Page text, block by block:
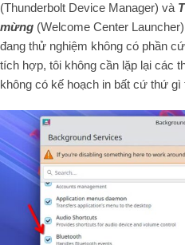
(Thunderbolt Device Manager) và
mừng (Welcome Center
đang thử nghiệm không có phần
tích hợp, tôi không cần lặp lại các
không có kế hoạch in bất cứ thứ